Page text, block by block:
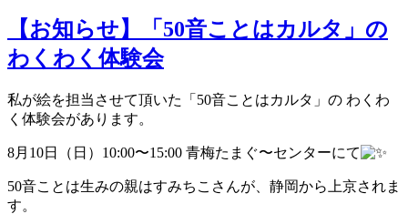
日:【お知らせ】「50音ことはカルタ」の
わくわく体験会
私が絵を担当させて頂いた「50音ことはカルタ」の わくわ
く体験会があります。
8月10日（日）10:00〜15:00 青梅たまぐ〜センターにて
50音ことは生みの親はすみちこさんが、静岡から上京されま
す。